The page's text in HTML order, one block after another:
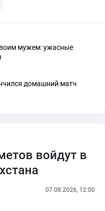
мужем: ужасные
домашний матч
войдут в
07.08.2026, 12:00